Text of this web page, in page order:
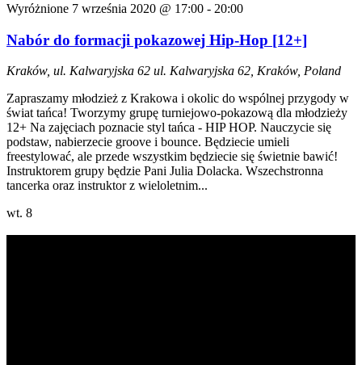
Wyróżnione 7 września 2020 @ 17:00 - 20:00
Nabór do formacji pokazowej Hip-Hop [12+]
Kraków, ul. Kalwaryjska 62 ul. Kalwaryjska 62, Kraków, Poland
Zapraszamy młodzież z Krakowa i okolic do wspólnej przygody w
świat tańca! Tworzymy grupę turniejowo-pokazową dla młodzieży
12+ Na zajęciach poznacie styl tańca - HIP HOP. Nauczycie się
podstaw, nabierzecie groove i bounce. Będziecie umieli
freestylować, ale przede wszystkim będziecie się świetnie bawić!
Instruktorem grupy będzie Pani Julia Dolacka. Wszechstronna
tancerka oraz instruktor z wieloletnim...
wt. 8